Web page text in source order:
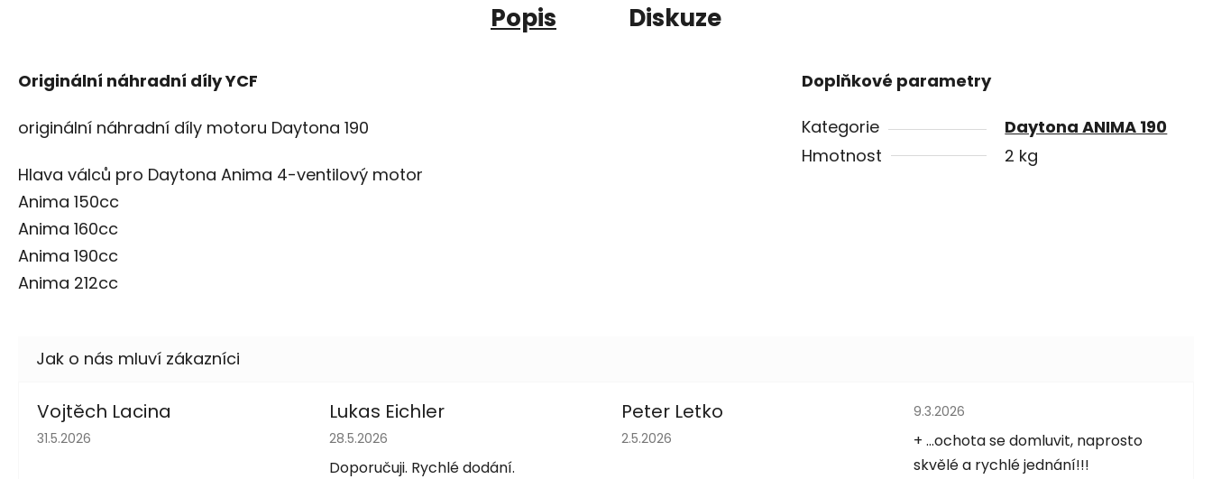
Popis Diskuze
Originální náhradní díly YCF
originální náhradní díly motoru Daytona 190
Hlava válců pro Daytona Anima 4-ventilový motor
Anima 150cc
Anima 160cc
Anima 190cc
Anima 212cc
Doplňkové parametry
Kategorie
Daytona ANIMA 190
Hmotnost
2 kg
Vojtěch Lacina
Hodnocení obchodu je 5 z 5 hvězdiček.
31.5.2026
Lukas Eichler
Hodnocení obchodu je 5 z 5 hvězdiček.
28.5.2026
Doporučuji. Rychlé dodání.
Peter Letko
Hodnocení obchodu je 5 z 5 hvězdiček.
2.5.2026
Hodnocení obchodu je 5 z 5 hvězdiček.
9.3.2026
+ ...ochota se domluvit, naprosto
skvělé a rychlé jednání!!!